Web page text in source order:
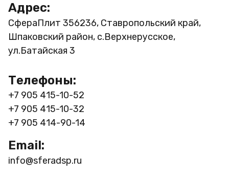
Адрес:
СфераПлит 356236, Ставропольский край,
Шпаковский район, с.Верхнерусское,
ул.Батайская 3
Телефоны:
+7 905 415-10-52
+7 905 415-10-32
+7 905 414-90-14
Email:
info@sferadsp.ru